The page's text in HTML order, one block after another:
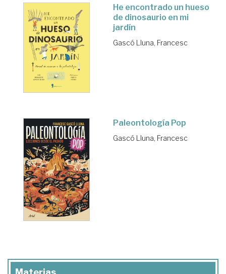
He encontrado un hueso
de dinosaurio en mi
jardín
Gascó Lluna, Francesc
Paleontología Pop
Gascó Lluna, Francesc